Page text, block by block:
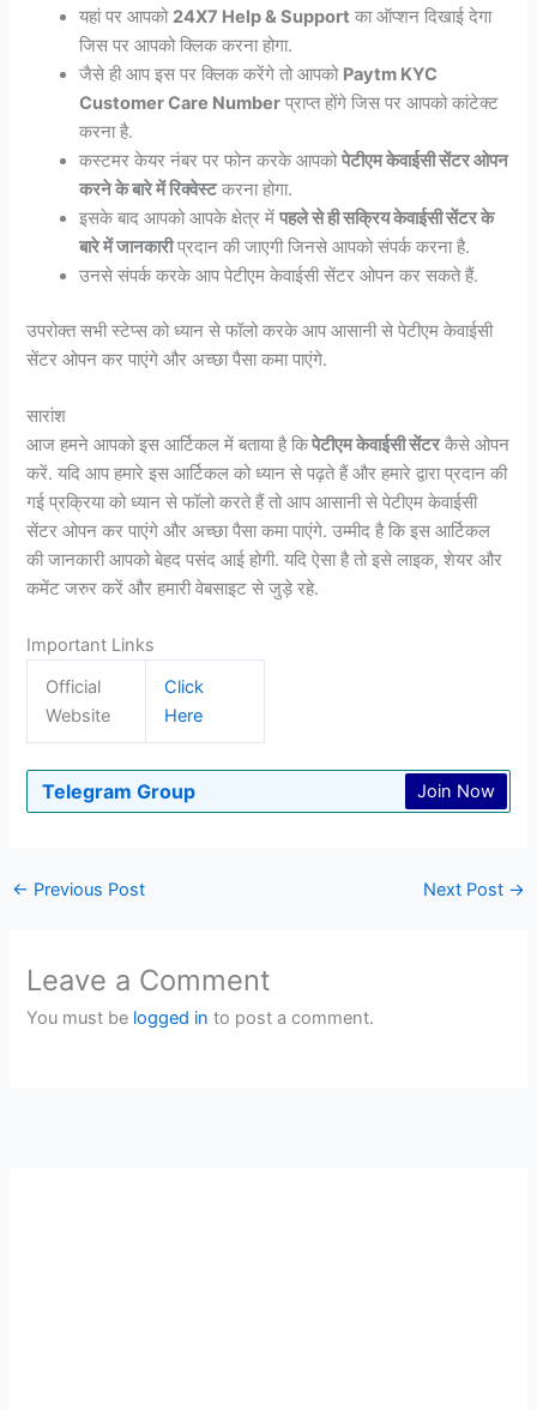
यहां पर आपको 24X7 Help & Support का ऑप्शन दिखाई देगा
जिस पर आपको क्लिक करना होगा.
जैसे ही आप इस पर क्लिक करेंगे तो आपको Paytm KYC
Customer Care Number प्राप्त होंगे जिस पर आपको कांटेक्ट
करना है.
कस्टमर केयर नंबर पर फोन करके आपकोपेटीएम केवाईसी सेंटर ओपन
करने के बारे में रिक्वेस्टकरना होगा.
इसके बाद आपको आपके क्षेत्र मेंपहले से ही सक्रिय केवाईसी सेंटर के
बारे में जानकारीप्रदान की जाएगी जिनसे आपको संपर्क करना है.
उनसे संपर्क करके आप पेटीएम केवाईसी सेंटर ओपन कर सकते हैं.
उपरोक्त सभी स्टेप्स को ध्यान से फॉलो करके आप आसानी से पेटीएम केवाईसी
सेंटर ओपन कर पाएंगे और अच्छा पैसा कमा पाएंगे.
सारांश
आज हमने आपको इस आर्टिकल में बताया है किपेटीएम केवाईसी सेंटरकैसे ओपन
करें. यदि आप हमारे इस आर्टिकल को ध्यान से पढ़ते हैं और हमारे द्वारा प्रदान की
गई प्रक्रिया को ध्यान से फॉलो करते हैं तो आप आसानी से पेटीएम केवाईसी
सेंटर ओपन कर पाएंगे और अच्छा पैसा कमा पाएंगे. उम्मीद है कि इस आर्टिकल
की जानकारी आपको बेहद पसंद आई होगी. यदि ऐसा है तो इसे लाइक, शेयर और
कमेंट जरुर करें और हमारी वेबसाइट से जुड़े रहे.
Important Links
Official
Website
Click
Here
Telegram Group Join Now
← Previous Post Next Post →
Leave a Comment
You must be logged in to post a comment.